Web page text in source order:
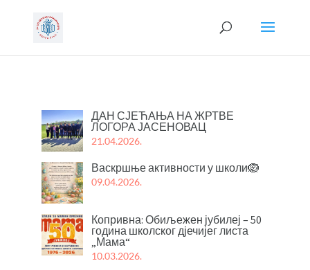
ДАН СЈЕЋАЊА НА ЖРТВЕ
ЛОГОРА ЈАСЕНОВАЦ
21.04.2026.
Васкршње активности у школи🪺
09.04.2026.
Копривна: Обиљежен јубилеј – 50
година школског дјечијег листа
„Мама“
10.03.2026.